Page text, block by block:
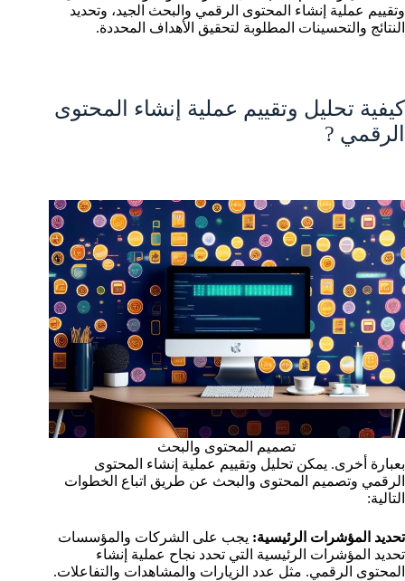
وتقييم عملية إنشاء المحتوى الرقمي والبحث الجيد، وتحديد
النتائج والتحسينات المطلوبة لتحقيق الأهداف المحددة.
كيفية تحليل وتقييم عملية إنشاء المحتوى
الرقمي ?
تصميم المحتوى والبحث
بعبارة أخرى. يمكن تحليل وتقييم عملية إنشاء المحتوى
الرقمي وتصميم المحتوى والبحث عن طريق اتباع الخطوات
التالية:
تحديد المؤشرات الرئيسية: يجب على الشركات والمؤسسات
تحديد المؤشرات الرئيسية التي تحدد نجاح عملية إنشاء
المحتوى الرقمي. مثل عدد الزيارات والمشاهدات والتفاعلات.